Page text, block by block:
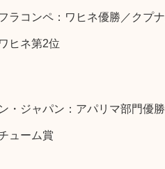
ラコンペ：ワヒネ優勝／クプ
ヒネ第2位
・ジャパン：アパリマ部門優
ューム賞